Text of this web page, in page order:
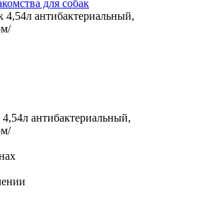
для собак
4,54л антибактериальный,
антибактериальный,